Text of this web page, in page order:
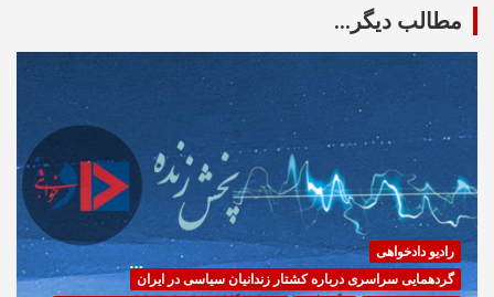
مطالب دیگر...
رادیو دادخواهی
گردهمایی سراسری درباره کشتار زندانیان سیاسی در ایران